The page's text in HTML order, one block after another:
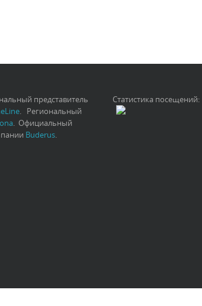
представитель
. Региональный
. Официальный
Buderus.
Статистика посещений: